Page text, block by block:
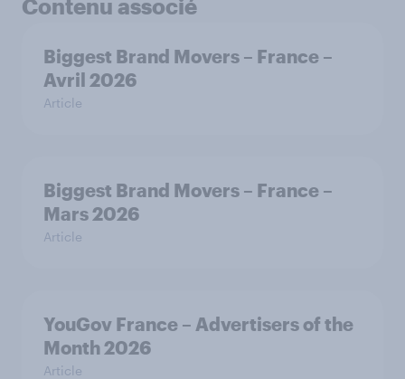
Contenu associé
Biggest Brand Movers – France –
Avril 2026
Article
Biggest Brand Movers – France –
Mars 2026
Article
YouGov France – Advertisers of the
Month 2026
Article